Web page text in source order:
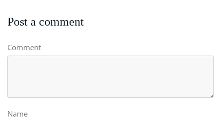
Post a comment
Comment
Name